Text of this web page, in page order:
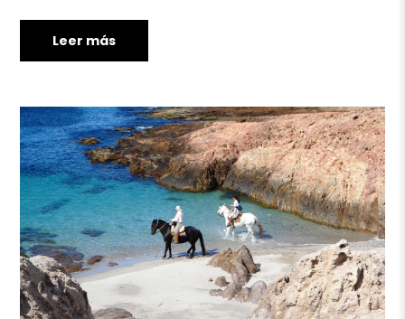
Leer más